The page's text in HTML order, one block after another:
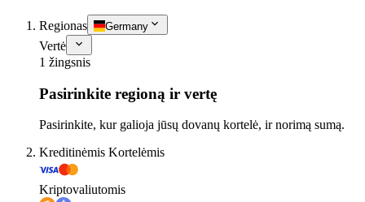
Regionas Germany
Vertė
1 žingsnis
Pasirinkite regioną ir vertę
Pasirinkite, kur galioja jūsų dovanų kortelė, ir norimą sumą.
Kreditinėmis Kortelėmis
Kriptovaliutomis